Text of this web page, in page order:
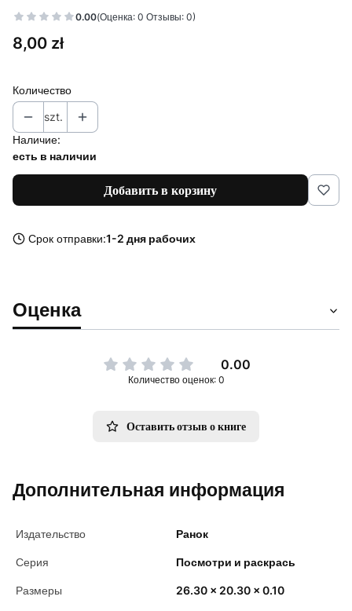
0.00(Оценка: 0 Отзывы: 0)
Цена
8,00 zł
Количество
szt.
Наличие:
есть в наличии
Добавить в корзину
Срок отправки:1-2 дня рабочих
Оценка
0.00
Количество оценок: 0
Оставить отзыв о книге
Дополнительная информация
Издательство Ранок
Серия Посмотри и раскрась
Размеры 26.30 x 20.30 x 0.10